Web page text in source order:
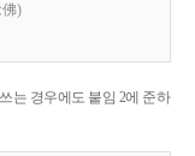
佛)
는 경우에도 붙임 2에 준하